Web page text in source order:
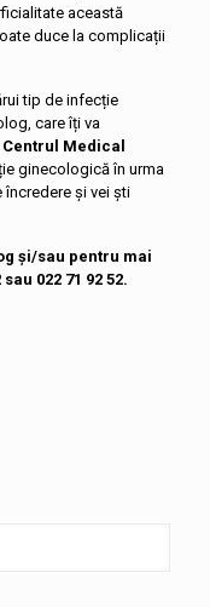
această
duce la complicații
tip de infecție
care îți va
Centrul Medical
ginecologică în urma
și vei ști
și/sau pentru mai
022 71 92 52.